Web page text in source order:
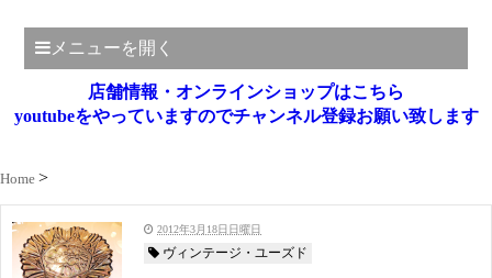
メニューを開く
店舗情報・オンラインショップはこちら
youtubeをやっていますのでチャンネル登録お願い致します
Home
2012年3月18日日曜日
ヴィンテージ・ユーズド